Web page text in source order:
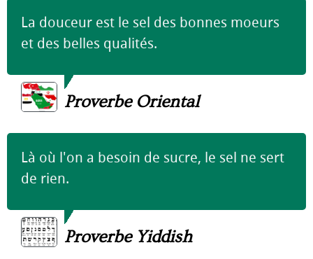
La douceur est le sel des bonnes moeurs
et des belles qualités.
Proverbe Oriental
Là où l'on a besoin de sucre, le sel ne sert
de rien.
Proverbe Yiddish